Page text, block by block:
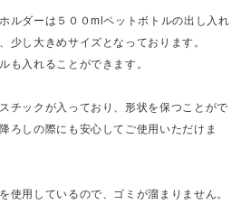
ダーは５００mlペットボトルの出し入れ
少し大きめサイズとなっております。
も入れることができます。
ックが入っており、形状を保つことがで
ろしの際にも安心してご使用いただけま
用しているので、ゴミが溜まりません。